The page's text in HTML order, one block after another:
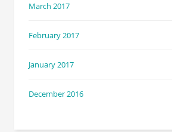
March 2017
February 2017
January 2017
December 2016